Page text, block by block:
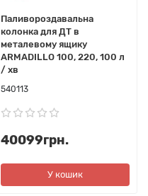
Паливороздавальна
колонка для ДТ в
металевому ящику
ARMADILLO 100, 220, 100 л
/ хв
540113
40099грн.
У кошик